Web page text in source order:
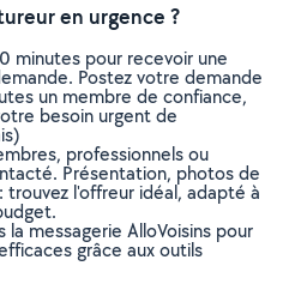
en urgence ?
minutes pour recevoir une
Postez votre demande
un membre de confiance,
besoin urgent de
professionnels ou
Présentation, photos de
trouvez l'offreur idéal, adapté à
messagerie AlloVoisins pour
grâce aux outils